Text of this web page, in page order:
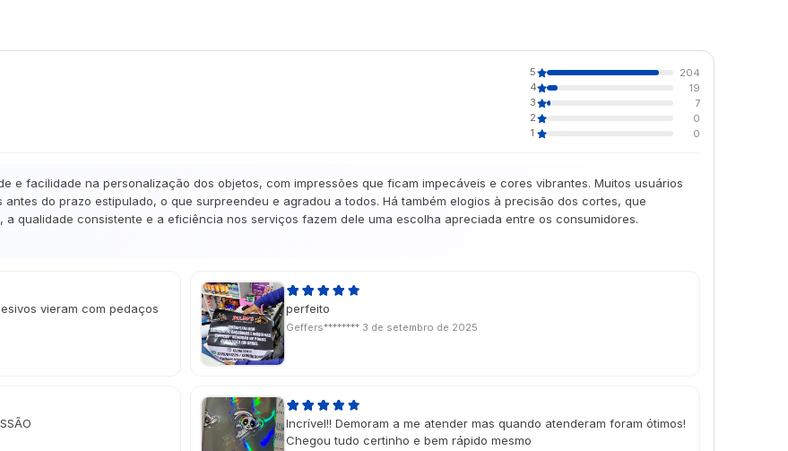
5
204
4
19
3
7
2
0
1
0
e facilidade na personalização dos objetos, com impressões que ficam impecáveis e cores vibrantes. Muitos usuários
do prazo estipulado, o que surpreendeu e agradou a todos. Há também elogios à precisão dos cortes, que
a qualidade consistente e a eficiência nos serviços fazem dele uma escolha apreciada entre os consumidores.
vieram com pedaços
perfeito
Geffers******** 3 de setembro de 2025
Incrível!! Demoram a me atender mas quando atenderam foram ótimos!
Chegou tudo certinho e bem rápido mesmo